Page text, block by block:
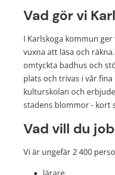
Vad gör vi
I Karlskoga kommun
vuxna att läsa och
omtyckta badhus och
plats och trivas i vår
kulturskolan och
stadens blommor - kort
Vad vill du
Vi är ungefär 2 400